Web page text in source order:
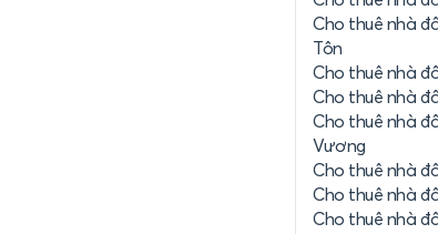
Cho thuê nhà
Tôn
Cho thuê nhà
Cho thuê nhà
Cho thuê nhà
Vương
Cho thuê nhà
Cho thuê nhà
Cho thuê nhà